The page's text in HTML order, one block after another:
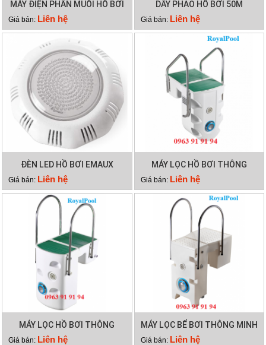
MÁY ĐIỆN PHÂN MUỐI HỒ BƠI
WATERCO HYDROCHLOR MK3
ST 3000
Giá bán: Liên hệ
DÂY PHAO HỒ BƠI 50M
Giá bán: Liên hệ
ĐÈN LED HỒ BƠI EMAUX
TP100
Giá bán: Liên hệ
MÁY LỌC HỒ BƠI THÔNG
MINH PK 8028
Giá bán: Liên hệ
MÁY LỌC HỒ BƠI THÔNG
MINH PK 8025
Giá bán: Liên hệ
MÁY LỌC BỂ BƠI THÔNG MINH
PK 8029
Giá bán: Liên hệ